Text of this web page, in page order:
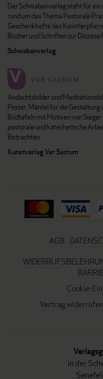
Der Schwabenverlag steht für
rund um das Thema Pastorale
Geschenkhefte des
Bücher und Schriften zur
Schwabenverlag
Andachtsbilder und
Poster, Mäntel für die
Bildtafeln mit Motiven von Sieger
pastorale und katechetische
Betrachten.
Kunstverlag Ver Sacrum
AGB
Cookie-
Vertrag widerrufen
in der